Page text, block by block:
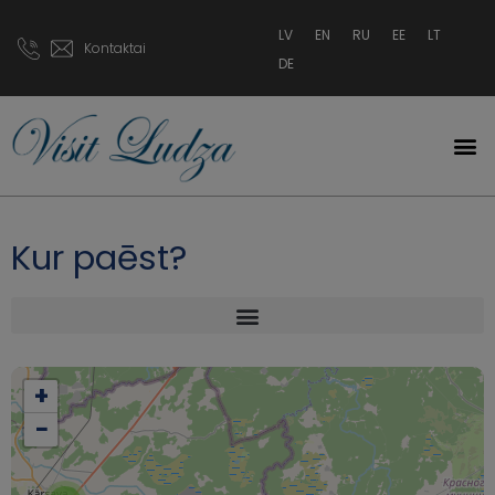
Kontaktai
LV EN RU EE
LT
DE
Kur paēst?
+
−